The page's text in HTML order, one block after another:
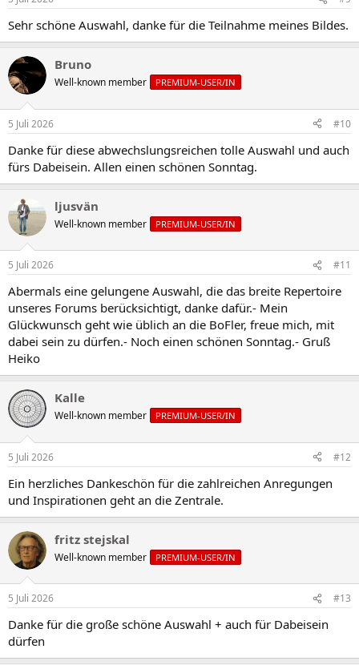
Sehr schöne Auswahl, danke für die Teilnahme meines Bildes.
Bruno
Well-known member PREMIUM-USER/IN
5 Juli 2026 #10
Danke für diese abwechslungsreichen tolle Auswahl und auch
fürs Dabeisein. Allen einen schönen Sonntag.
ljusvän
Well-known member PREMIUM-USER/IN
5 Juli 2026 #11
Abermals eine gelungene Auswahl, die das breite Repertoire
unseres Forums berücksichtigt, danke dafür.- Mein
Glückwunsch geht wie üblich an die BoFler, freue mich, mit
dabei sein zu dürfen.- Noch einen schönen Sonntag.- Gruß
Heiko
Kalle
Well-known member PREMIUM-USER/IN
5 Juli 2026 #12
Ein herzliches Dankeschön für die zahlreichen Anregungen
und Inspirationen geht an die Zentrale.
fritz stejskal
Well-known member PREMIUM-USER/IN
5 Juli 2026 #13
Danke für die große schöne Auswahl + auch für Dabeisein
dürfen